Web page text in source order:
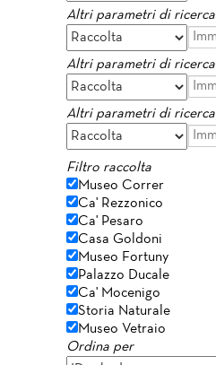
Altri parametri di ricerca
Altri parametri di ricerca
Altri parametri di ricerca
Filtro raccolta
Museo Correr
Ca' Rezzonico
Ca' Pesaro
Casa Goldoni
Museo Fortuny
Palazzo Ducale
Ca' Mocenigo
Storia Naturale
Museo Vetraio
Ordina per